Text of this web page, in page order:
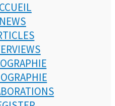
NEWS